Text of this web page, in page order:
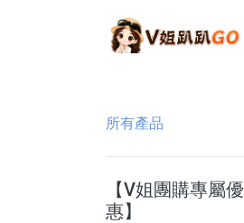
所有產品
【V姐團購專屬優
惠】